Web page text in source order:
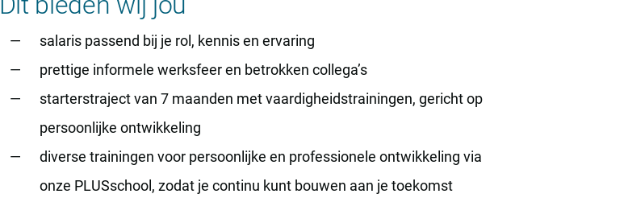
salaris passend bij je rol, kennis en ervaring
prettige informele werksfeer en betrokken collega’s
starterstraject van 7 maanden met vaardigheidstrainingen, gericht op
persoonlijke ontwikkeling
diverse trainingen voor persoonlijke en professionele ontwikkeling via
onze PLUSschool, zodat je continu kunt bouwen aan je toekomst